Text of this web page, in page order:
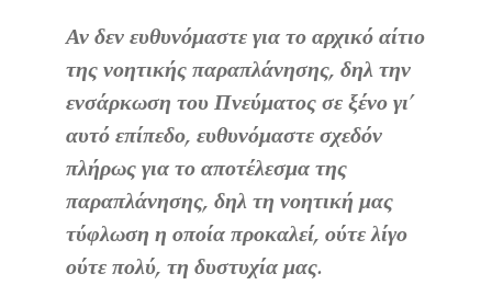
Αν δεν ευθυνόμαστε για το αρχικό αίτιο
της νοητικής παραπλάνησης, δηλ την
ενσάρκωση του Πνεύματος σε ξένο γι’
αυτό επίπεδο, ευθυνόμαστε σχεδόν
πλήρως για το αποτέλεσμα της
παραπλάνησης, δηλ τη νοητική μας
τύφλωση η οποία προκαλεί, ούτε λίγο
ούτε πολύ, τη δυστυχία μας.